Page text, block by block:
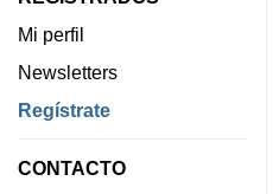
Mi perfil
Newsletters
Regístrate
CONTACTO